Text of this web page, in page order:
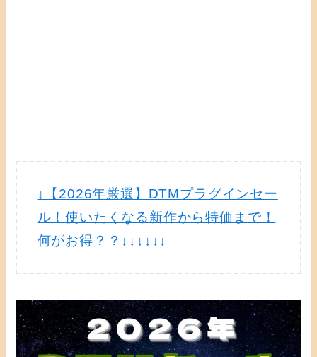
↓【2026年厳選】DTMプラグインセー
ル！使いたくなる新作から特価まで！
何がお得？？↓↓↓↓↓↓